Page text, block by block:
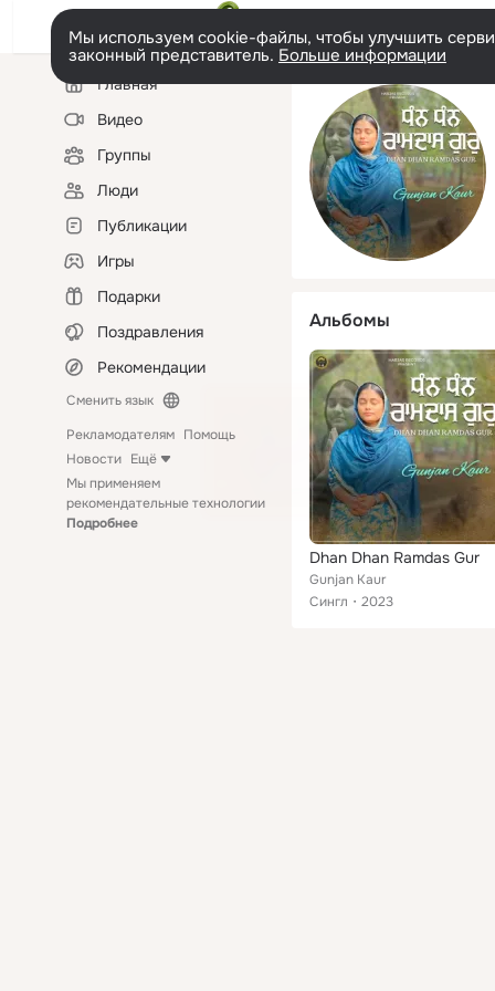
Мы используем cookie-файлы, чтобы улучшить
законный представитель. Больше информации
Левая
колонкаГлавная
Видео
Группы
Люди
Публикации
Игры
Подарки
Поздравления
Рекомендации
Сменить язык
Рекламодателям Помощь
Новости Ещё
Мы применяем
рекомендательные технологии
Подробнее
Альбомы
Dhan Dhan Ramdas Gur
Gunjan Kaur
Сингл
2023